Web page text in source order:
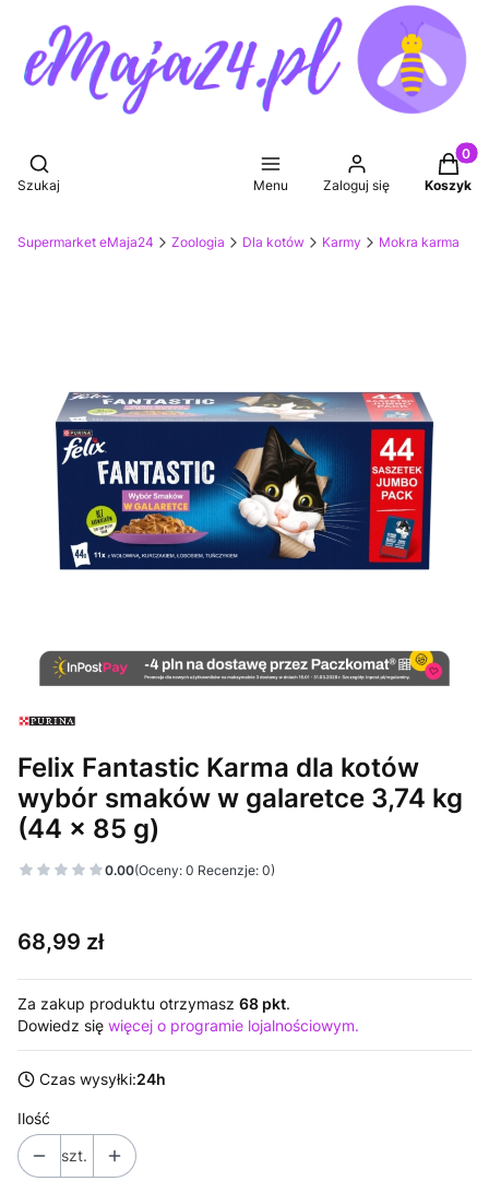
Otwórz wyszukiwarkę
Szukaj Menu Zaloguj się Koszyk
Supermarket eMaja24 Zoologia Dla kotów Karmy Mokra karma
Felix Fantastic Karma dla kotów
wybór smaków w galaretce 3,74 kg
(44 x 85 g)
0.00(Oceny: 0 Recenzje: 0)
Cena
68,99 zł
Za zakup produktu otrzymasz 68 pkt.
Dowiedz się więcej o programie lojalnościowym.
Czas wysyłki:24h
Ilość
szt.